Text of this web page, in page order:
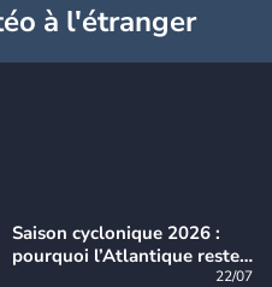
à l'étranger
Saison cyclonique 2026 :
pourquoi l’Atlantique reste
22/07